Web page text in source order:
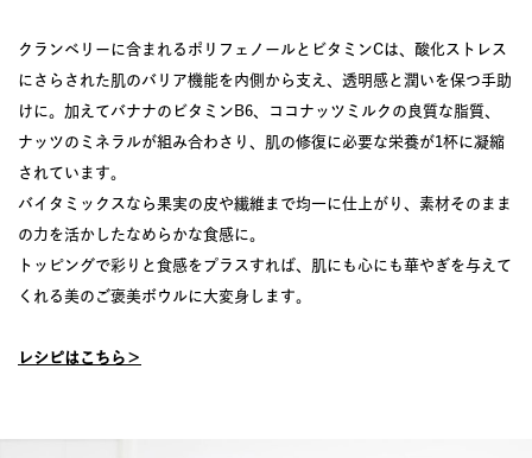
クランベリーに含まれるポリフェノールとビタミンCは、酸化ストレス
にさらされた肌のバリア機能を内側から支え、透明感と潤いを保つ手助
けに。加えてバナナのビタミンB6、ココナッツミルクの良質な脂質、
ナッツのミネラルが組み合わさり、肌の修復に必要な栄養が1杯に凝縮
されています。
バイタミックスなら果実の皮や繊維まで均一に仕上がり、素材そのまま
の力を活かしたなめらかな食感に。
トッピングで彩りと食感をプラスすれば、肌にも心にも華やぎを与えて
くれる美のご褒美ボウルに大変身します。
レシピはこちら＞